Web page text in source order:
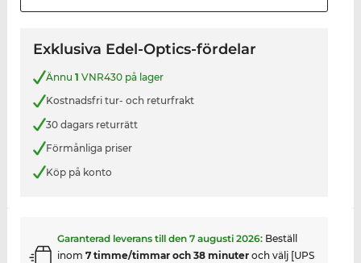
Exklusiva Edel-Optics-fördelar
Ännu 1 VNR430 på lager
Kostnadsfri tur- och returfrakt
30 dagars returrätt
Förmånliga priser
Köp på konto
Garanterad leverans till den 7 augusti 2026: Beställ
inom 7 timme/timmar och 38 minuteroch välj [UPS